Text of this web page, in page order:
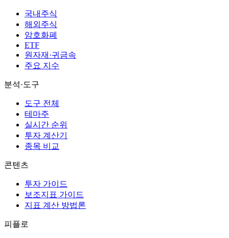
국내주식
해외주식
암호화폐
ETF
원자재·귀금속
주요 지수
분석·도구
도구 전체
테마주
실시간 순위
투자 계산기
종목 비교
콘텐츠
투자 가이드
보조지표 가이드
지표 계산 방법론
피플로